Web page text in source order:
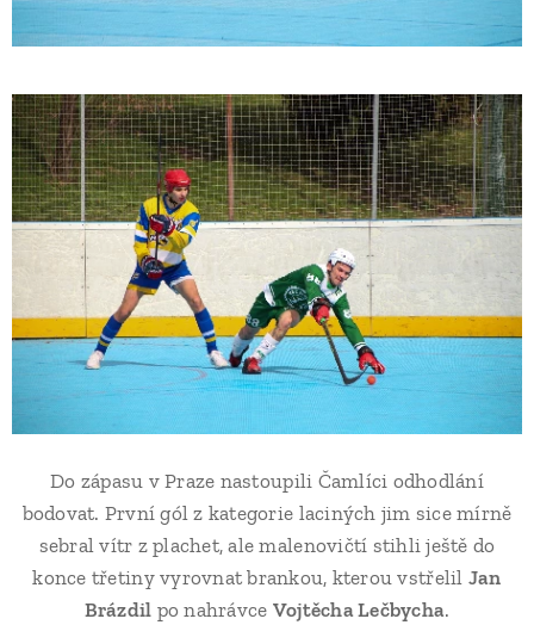
Do zápasu v Praze nastoupili Čamlíci odhodlání
bodovat. První gól z kategorie laciných jim sice mírně
sebral vítr z plachet, ale malenovičtí stihli ještě do
konce třetiny vyrovnat brankou, kterou vstřelil Jan
Brázdil po nahrávce Vojtěcha Lečbycha.